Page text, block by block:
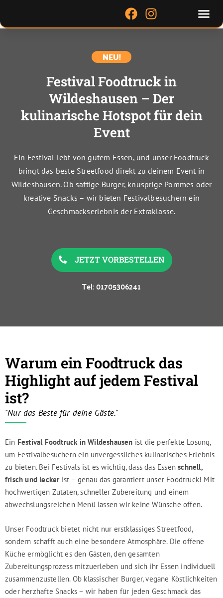
springen
F
a
e
b
o
o
k
I
n
g
r
a
m
NEU!
Festival Foodtruck in
Wildeshausen – Der
kulinarische Hotspot für dein
Event
Ein Festival lebt von gutem Essen, und unser Foodtruck
bringt das beste Streetfood direkt zu deinem Event in
Wildeshausen. Ob saftige Burger, knusprige Pommes oder
kreative Snacks – wir bieten Festivalbesuchern ein
Geschmackserlebnis der Extraklasse.
JETZT VORBESTELLEN
Tel: 01705306241
Warum ein Foodtruck das
Highlight auf jedem Festival
ist?
"Nur das Beste für deine Gäste."
Ein Festival Foodtruck in Wildeshausen ist die perfekte Lösung,
um Festivalbesuchern ein unvergessliches kulinarisches Erlebnis
zu bieten. Bei Festivals ist es wichtig, dass das Essenschnell,
frisch und leckerist – genau das garantiert unser Foodtruck! Mit
hochwertigen Zutaten, schneller Zubereitung und einem
abwechslungsreichen Menü lassen wir keine Wünsche offen.
Unser Foodtruck bietet nicht nur erstklassiges Streetfood,
sondern schafft auch eine besondere Atmosphäre. Die offene
Küche ermöglicht es den Gästen, den gesamten
Zubereitungsprozess mitzuerleben und sich ihr Essen individuell
zusammenzustellen. Ob klassischer Burger, vegane Köstlichkeiten
oder herzhafte Snacks – wir haben für jeden Geschmack das